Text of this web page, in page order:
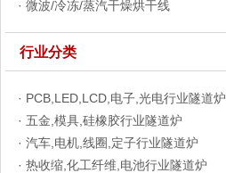
· 微波/冷冻/蒸汽干燥烘干线
行业分类
· PCB,LED,LCD,电子,光电行业隧道炉
· 五金,模具,硅橡胶行业隧道炉
· 汽车,电机,线圈,定子行业隧道炉
· 热收缩,化工纤维,电池行业隧道炉